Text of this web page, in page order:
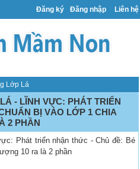
Đăng ký Đăng nhập Liên hệ
Lớp Lá
- LĨNH VỰC: PHÁT TRIỂN
BỊ VÀO LỚP 1 CHIA
2 PHẦN
Phát triển nhận thức - Chủ đề: Bé
10 ra là 2 phần